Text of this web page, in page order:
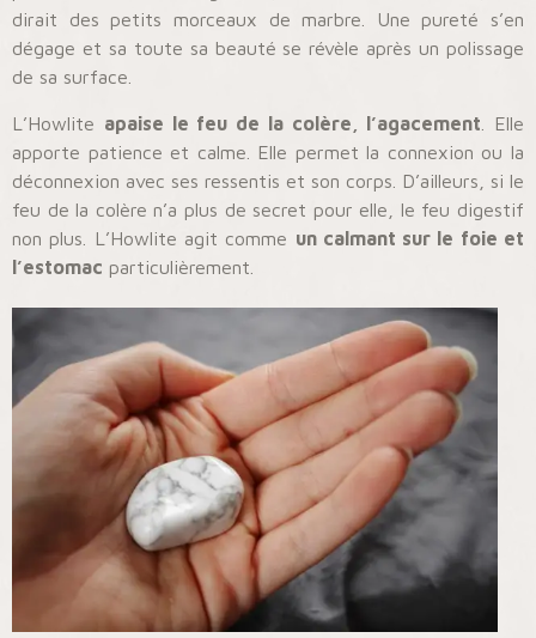
dirait des petits morceaux de marbre. Une pureté s’en
dégage et sa toute sa beauté se révèle après un polissage
de sa surface.
L’Howlite apaise le feu de la colère, l’agacement . Elle
apporte patience et calme. Elle permet la connexion ou la
déconnexion avec ses ressentis et son corps. D’ailleurs, si le
feu de la colère n’a plus de secret pour elle, le feu digestif
non plus. L’Howlite agit comme un calmant sur le foie et
l’estomac particulièrement.